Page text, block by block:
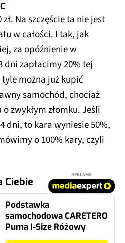
Na szczęście ta nie jest
w całości. I tak, jak
za opóźnienie w
dni zapłacimy 20% tej
tyle można już kupić
samochód, chociaż
zwykłym złomku. Jeśli
dni, to kara wyniesie 50%,
o 100% kary, czyli
Ciebie
REKLAMA
Podstawka
samochodowa CARETERO
Puma I-Size Różowy